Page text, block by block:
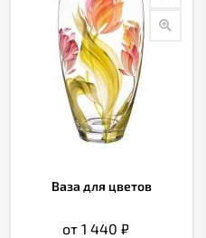
Ваза для цветов
от 1 440₽